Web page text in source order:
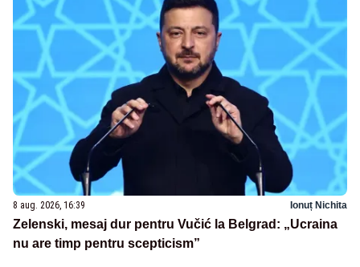
8 aug. 2026, 16:39 Ionuț Nichita
Zelenski, mesaj dur pentru Vučić la Belgrad: „Ucraina
nu are timp pentru scepticism”